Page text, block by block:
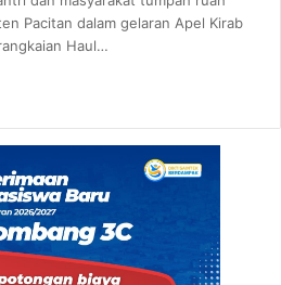
Pacitan dalam gelaran Apel Kirab
Haul…